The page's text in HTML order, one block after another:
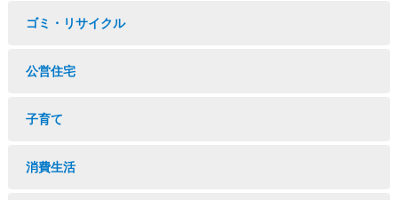
ゴミ・リサイクル
公営住宅
子育て
消費生活